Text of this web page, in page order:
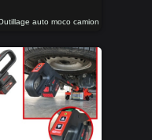
auto moco camion